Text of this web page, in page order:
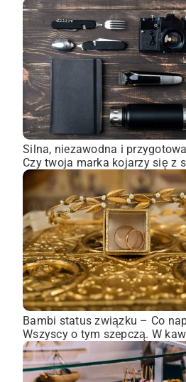
Silna, niezawodna i
Czy twoja marka kojarzy się z
Bambi status związku – Co
Wszyscy o tym szepczą. W